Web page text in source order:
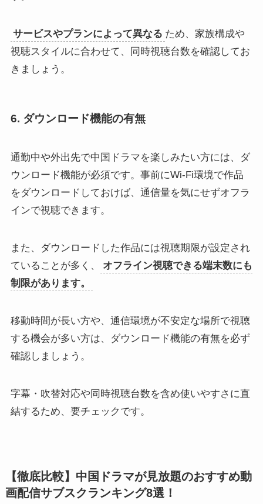
サービスやプランによって異なる ため、家族構成や
視聴スタイルに合わせて、同時視聴台数を確認してお
きましょう。
6. ダウンロード機能の有無
通勤中や外出先で中国ドラマを楽しみたい方には、ダ
ウンロード機能が必須です。事前にWi-Fi環境で作品
をダウンロードしておけば、通信量を気にせずオフラ
インで視聴できます。
また、ダウンロードした作品には視聴期限が設定され
ていることが多く、
オフライン視聴できる端末数にも
制限があります。
移動時間が長い方や、通信環境が不安定な場所で視聴
する機会が多い方は、ダウンロード機能の有無を必ず
確認しましょう。
字幕・吹替対応や同時視聴台数を含め使いやすさに直
結するため、要チェックです。
【徹底比較】中国ドラマが見放題のおすすめ動
画配信サブスクランキング8選！